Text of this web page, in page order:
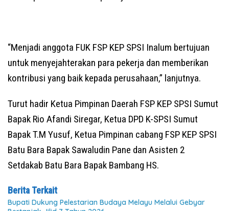
“Menjadi anggota FUK FSP KEP SPSI Inalum bertujuan
untuk menyejahterakan para pekerja dan memberikan
kontribusi yang baik kepada perusahaan,” lanjutnya.
Turut hadir Ketua Pimpinan Daerah FSP KEP SPSI Sumut
Bapak Rio Afandi Siregar, Ketua DPD K-SPSI Sumut
Bapak T.M Yusuf, Ketua Pimpinan cabang FSP KEP SPSI
Batu Bara Bapak Sawaludin Pane dan Asisten 2
Setdakab Batu Bara Bapak Bambang HS.
Berita Terkait
Bupati Dukung Pelestarian Budaya Melayu Melalui Gebyar